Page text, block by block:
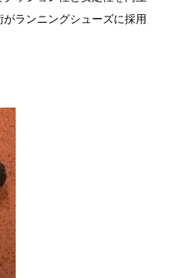
ランニングシューズに採用